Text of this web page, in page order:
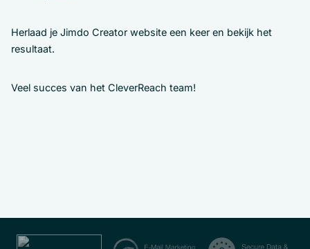
Herlaad je Jimdo Creator website een keer en bekijk het
resultaat.
Veel succes van het CleverReach team!